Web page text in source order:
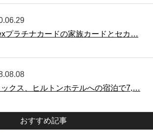
プラチナカードの家族カードとセカ…
ックス、ヒルトンホテルへの宿泊で7,…
おすすめ記事